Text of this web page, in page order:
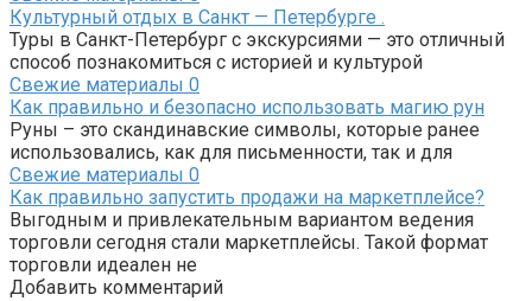
Культурный отдых в Санкт — Петербурге .
Туры в Санкт-Петербург с экскурсиями — это отличный
способ познакомиться с историей и культурой
Свежие материалы 0
Как правильно и безопасно использовать магию рун
Руны – это скандинавские символы, которые ранее
использовались, как для письменности, так и для
Свежие материалы 0
Как правильно запустить продажи на маркетплейсе?
Выгодным и привлекательным вариантом ведения
торговли сегодня стали маркетплейсы. Такой формат
торговли идеален не
Добавить комментарий